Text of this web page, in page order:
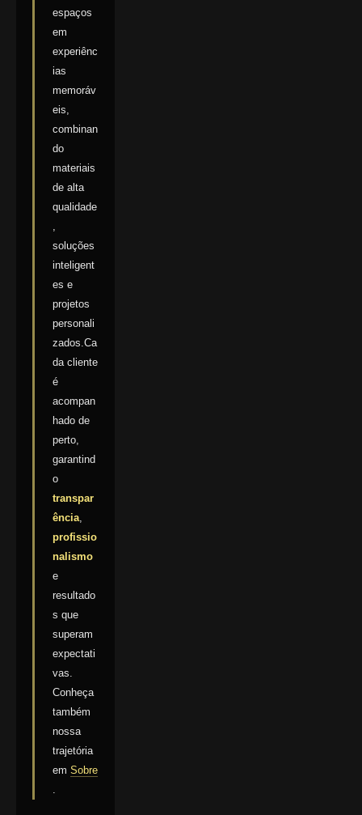
espaços
em
experiênc
ias
memoráv
eis,
combinan
do
materiais
de alta
qualidade
soluções
inteligent
es e
projetos
personali
zados.Ca
da cliente
é
acompan
hado de
perto,
garantind
o
transpar
ência
profissio
nalismo
e
resultado
s que
superam
expectati
vas.
Conheça
também
nossa
trajetória
em Sobre